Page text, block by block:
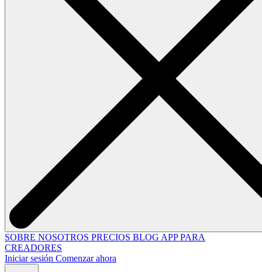
SOBRE NOSOTROS PRECIOS BLOG APP PARA
CREADORES
Iniciar sesión Comenzar ahora